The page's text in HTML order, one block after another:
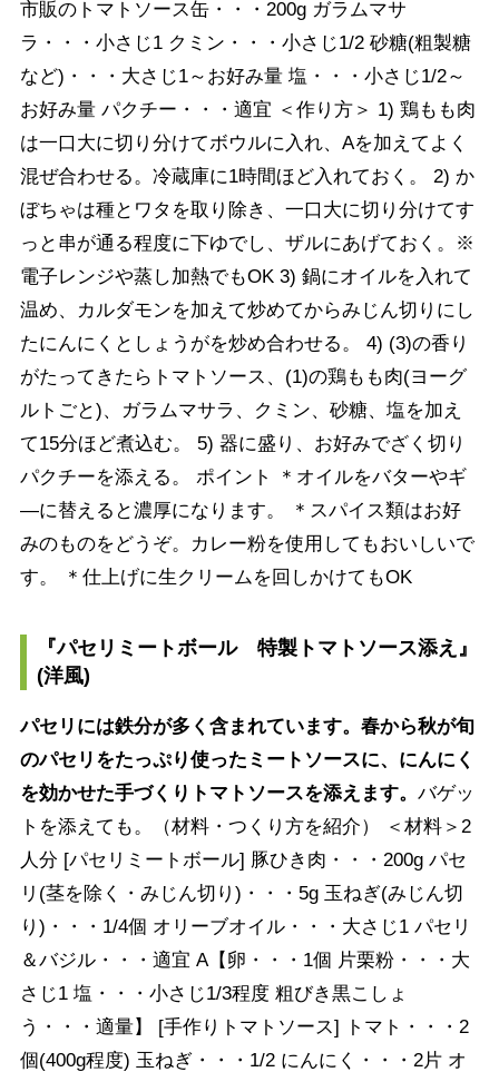
市販のトマトソース缶・・・200g ガラムマサ
ラ・・・小さじ1 クミン・・・小さじ1/2 砂糖(粗製糖
など)・・・大さじ1～お好み量 塩・・・小さじ1/2～
お好み量 パクチー・・・適宜 ＜作り方＞ 1) 鶏もも肉
は一口大に切り分けてボウルに入れ、Aを加えてよく
混ぜ合わせる。冷蔵庫に1時間ほど入れておく。 2) か
ぼちゃは種とワタを取り除き、一口大に切り分けてす
っと串が通る程度に下ゆでし、ザルにあげておく。※
電子レンジや蒸し加熱でもOK 3) 鍋にオイルを入れて
温め、カルダモンを加えて炒めてからみじん切りにし
たにんにくとしょうがを炒め合わせる。 4) (3)の香り
がたってきたらトマトソース、(1)の鶏もも肉(ヨーグ
ルトごと)、ガラムマサラ、クミン、砂糖、塩を加え
て15分ほど煮込む。 5) 器に盛り、お好みでざく切り
パクチーを添える。 ポイント ＊オイルをバターやギ
―に替えると濃厚になります。 ＊スパイス類はお好
みのものをどうぞ。カレー粉を使用してもおいしいで
す。 ＊仕上げに生クリームを回しかけてもOK
『パセリミートボール 特製トマトソース添え』
(洋風)
パセリには鉄分が多く含まれています。春から秋が旬
のパセリをたっぷり使ったミートソースに、にんにく
を効かせた手づくりトマトソースを添えます。 バゲッ
トを添えても。（材料・つくり方を紹介） ＜材料＞2
人分 [パセリミートボール] 豚ひき肉・・・200g パセ
リ(茎を除く・みじん切り)・・・5g 玉ねぎ(みじん切
り)・・・1/4個 オリーブオイル・・・大さじ1 パセリ
＆バジル・・・適宜 A【卵・・・1個 片栗粉・・・大
さじ1 塩・・・小さじ1/3程度 粗びき黒こしょ
う・・・適量】 [手作りトマトソース] トマト・・・2
個(400g程度) 玉ねぎ・・・1/2 にんにく・・・2片 オ